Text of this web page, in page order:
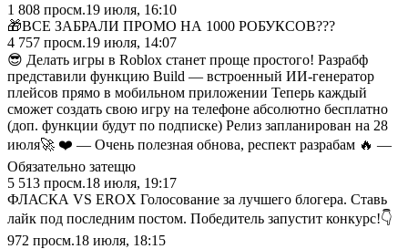
1 808 просм.19 июля, 16:10
🎁ВСЕ ЗАБРАЛИ ПРОМО НА 1000 РОБУКСОВ???
4 757 просм.19 июля, 14:07
😎 Делать игры в Roblox станет проще простого! Разрабф
представили функцию Build — встроенный ИИ-генератор
плейсов прямо в мобильном приложении Теперь каждый
сможет создать свою игру на телефоне абсолютно бесплатно
(доп. функции будут по подписке) Релиз запланирован на 28
июля🚀 ❤️ — Очень полезная обнова, респект разрабам 🔥 —
Обязательно затещю
5 513 просм.18 июля, 19:17
ФЛАСКА VS EROX Голосование за лучшего блогера. Ставь
лайк под последним постом. Победитель запустит конкурс!👇
972 просм.18 июля, 18:15